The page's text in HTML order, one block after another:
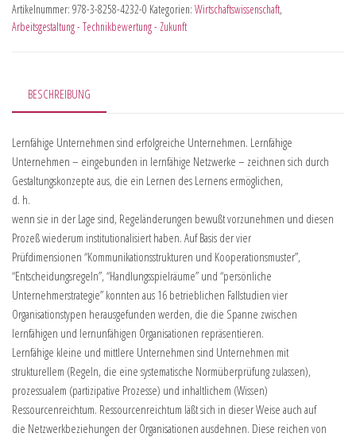
Artikelnummer: 978-3-8258-4232-0 Kategorien: Wirtschaftswissenschaft,
Arbeitsgestaltung - Technikbewertung - Zukunft
BESCHREIBUNG
Lernfähige Unternehmen sind erfolgreiche Unternehmen. Lernfähige
Unternehmen – eingebunden in lernfähige Netzwerke – zeichnen sich durch
Gestaltungskonzepte aus, die ein Lernen des Lernens ermöglichen,
d. h.
wenn sie in der Lage sind, Regeländerungen bewußt vorzunehmen und diesen
Prozeß wiederum institutionalisiert haben. Auf Basis der vier
Prüfdimensionen “Kommunikationsstrukturen und Kooperationsmuster”,
“Entscheidungsregeln”, “Handlungsspielräume” und “persönliche
Unternehmerstrategie” konnten aus 16 betrieblichen Fallstudien vier
Organisationstypen herausgefunden werden, die die Spanne zwischen
lernfähigen und lernunfähigen Organisationen repräsentieren.
Lernfähige kleine und mittlere Unternehmen sind Unternehmen mit
strukturellem (Regeln, die eine systematische Normüberprüfung zulassen),
prozessualem (partizipative Prozesse) und inhaltlichem (Wissen)
Ressourcenreichtum. Ressourcenreichtum läßt sich in dieser Weise auch auf
die Netzwerkbeziehungen der Organisationen ausdehnen. Diese reichen von